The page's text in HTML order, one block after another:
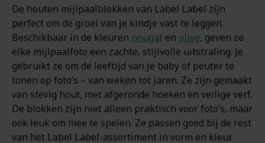
De houten mijlpaalblokken van Label Label zijn
perfect om de groei van je kindje vast te leggen.
Beschikbaar in de kleuren nougat en olive, geven ze
elke mijlpaalfoto een zachte, stijlvolle uitstraling. Je
gebruikt ze om de leeftijd van je baby of peuter te
tonen op foto’s – van weken tot jaren. Ze zijn gemaakt
van stevig hout, met afgeronde hoeken en veilige verf.
De blokken zijn niet alleen praktisch voor foto’s, maar
ook leuk om mee te spelen. Ze passen goed bij de rest
van het Label Label-assortiment in vorm en kleur.